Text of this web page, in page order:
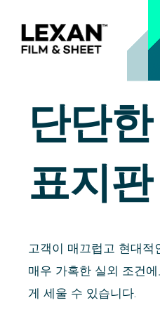
단단
표지판
고객이 매끄럽고 현대적
매우 가혹한 실외 조건
게 세울 수 있습니다.